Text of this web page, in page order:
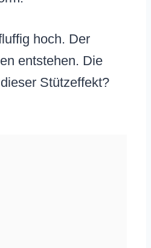
hoch. Der
entstehen. Die
Stützeffekt?